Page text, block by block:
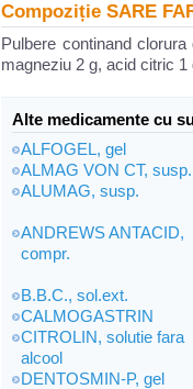
Compoziție SARE
Pulbere continand
magneziu 2 g, acid citric
Alte medicamente cu
ALFOGEL, gel
ALMAG VON CT, susp.
ALUMAG, susp.
ANDREWS ANTACID,
compr.
B.B.C., sol.ext.
CALMOGASTRIN
CITROLIN, solutie fara
alcool
DENTOSMIN-P, gel